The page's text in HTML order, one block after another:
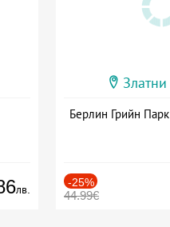
лв.
Берлин Грийн
-25%
44.99€